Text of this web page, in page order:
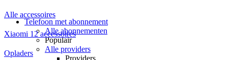
Telefoon met abonnement
Alle abonnementen
Populair
Alle providers
Providers
Alle accessoires
Xiaomi 12 accessoires
Opladers